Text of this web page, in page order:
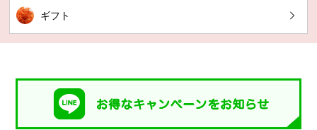
ギフト